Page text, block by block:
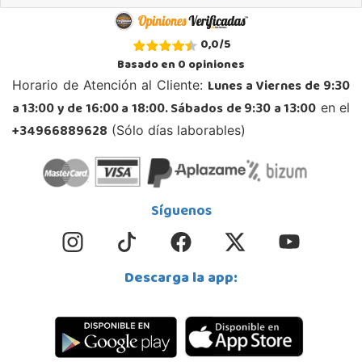
Juguetilandia Xátiva
Centro Comercial Plaza Mayor, nivel 0, local 23
46800, Xátiva
962 227 531
Localizar Tienda
0,0/5
Basado en0opiniones
Horario de Atención al Cliente: Lunes a Viernes de 9:30
a 13:00 y de 16:00 a 18:00. Sábados de 9:30 a 13:00 en el
+34966889628 (Sólo días laborables)
Síguenos
Descarga la app: